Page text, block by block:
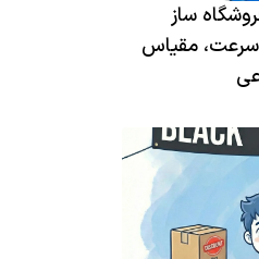
ساز
سرعت، مقیاس